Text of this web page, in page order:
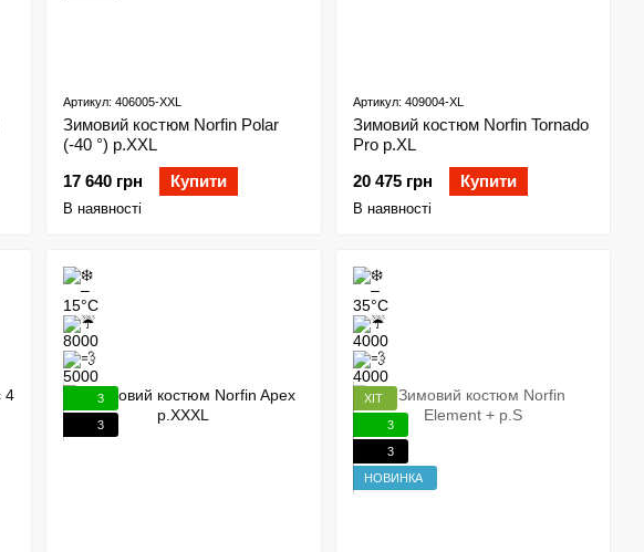
Артикул: 406005-XXL
Зимовий костюм Norfin Polar
(-40 °) р.XXL
17 640 грн
Купити
В наявності
Артикул: 409004-XL
Зимовий костюм Norfin Tornado
Pro р.XL
20 475 грн
Купити
В наявності
3
3
ХІТ
3
3
НОВИНКА